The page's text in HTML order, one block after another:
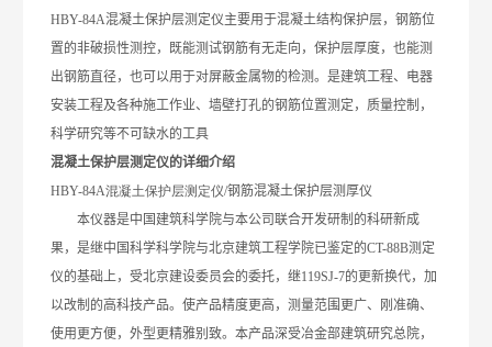
HBY-84A混凝土保护层测定仪主要用于混凝土结构保护层，钢筋位
置的非破损性测控，既能测试钢筋有无走向，保护层厚度，也能测
出钢筋直径，也可以用于对屏蔽金属物的检测。是建筑工程、电器
安装工程及各种施工作业、墙壁打孔的钢筋位置测定，质量控制，
科学研究等不可缺水的工具
混凝土保护层测定仪的详细介绍
HBY-84A混凝土保护层测定仪/钢筋混凝土保护层测厚仪
本仪器是中国建筑科学院与本公司联合开发研制的科研新成
果，是继中国科学科学院与北京建筑工程学院已鉴定的CT-88B测定
仪的基础上，受北京建设委员会的委托，继119SJ-7的更新换代，加
以改制的高科技产品。使产品精度更高，测量范围更广、刚准确、
使用更方便，外型更精雅别致。本产品深受冶金部建筑研究总院，